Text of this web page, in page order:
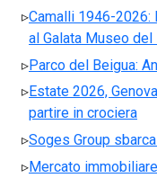
Camalli 1946-2026:
al Galata Museo del
Parco del Beigua:
Estate 2026,
partire in crociera
Soges Group
Mercato